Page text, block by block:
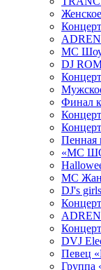
MC
DJ
Финал
Пенная
«МС
МС Жан
DJ's girls
DVJ
Певец
Группа